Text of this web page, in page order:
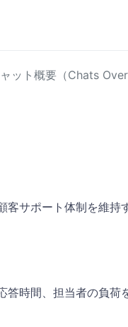
ット概要（Chats
サポート体制を維持
時間、担当者の負荷